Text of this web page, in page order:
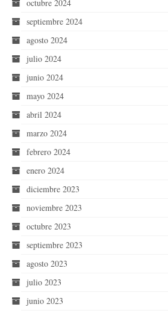
octubre 2024
septiembre 2024
agosto 2024
julio 2024
junio 2024
mayo 2024
abril 2024
marzo 2024
febrero 2024
enero 2024
diciembre 2023
noviembre 2023
octubre 2023
septiembre 2023
agosto 2023
julio 2023
junio 2023